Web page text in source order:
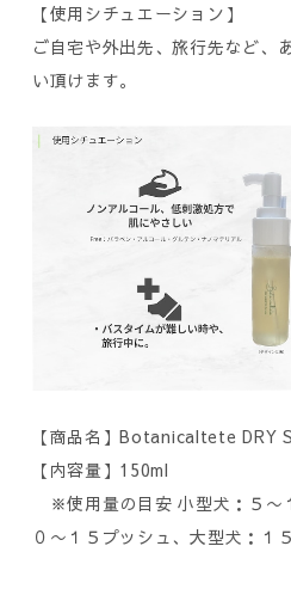
【使用シチュエーション】
ご自宅や外出先、旅行先など、
い頂けます。
【商品名】Botanicaltete DRY
【内容量】150ml
※使用量の目安 小型犬：５〜
０〜１５プッシュ、大型犬：１